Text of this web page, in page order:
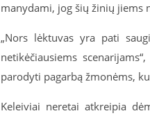
manydami, jog šių žinių jiems
„Nors lėktuvas yra pati
netikėčiausiems
parodyti pagarbą žmonėms,
Keleiviai neretai atkreipia